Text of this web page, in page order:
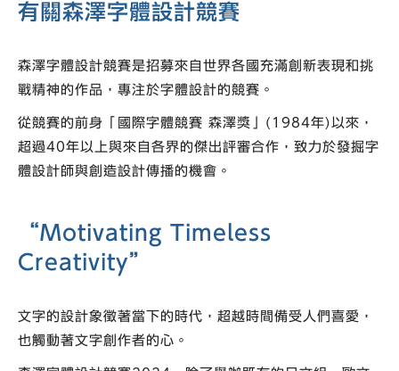
有關森澤字體設計競賽
森澤字體設計競賽是招募來自世界各國充滿創新表現和挑
戰精神的作品，專注於字體設計的競賽。
從競賽的前身「國際字體競賽 森澤獎」(1984年)以來，
超過40年以上與來自各界的傑出評審合作，致力於發掘字
體設計師與創造設計傳播的機會。
“Motivating Timeless
Creativity”
文字的設計象徵著當下的時代，超越時間備受人們喜愛，
也觸動著文字創作者的心。